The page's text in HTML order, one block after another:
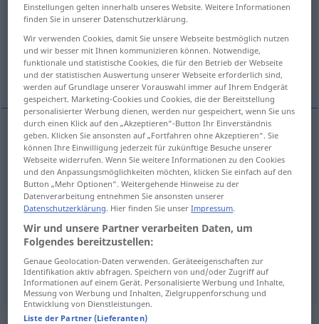
Übersicht aller Übersetzungen
(Für mehr Details die Übersetzung anklicken/antippen)
blutsverwandt eng verwandt, ähnlich
(bluts)verwandt (tomit) akin
(eng)verwandt(to DAT odmit) akin FIG
ähnlich(to DAT) akin FIG
akinsyn vgl.→ siehe „similar“
Einstellungen gelten innerhalb unseres Website. Weitere Informationen
finden Sie in unserer Datenschutzerklärung.
Wir verwenden Cookies, damit Sie unsere Webseite bestmöglich nutzen
und wir besser mit Ihnen kommunizieren können. Notwendige,
funktionale und statistische Cookies, die für den Betrieb der Webseite
und der statistischen Auswertung unserer Webseite erforderlich sind,
werden auf Grundlage unserer Vorauswahl immer auf Ihrem Endgerät
gespeichert. Marketing-Cookies und Cookies, die der Bereitstellung
personalisierter Werbung dienen, werden nur gespeichert, wenn Sie uns
durch einen Klick auf den „Akzeptieren“-Button Ihr Einverständnis
geben. Klicken Sie ansonsten auf „Fortfahren ohne Akzeptieren“. Sie
können Ihre Einwilligung jederzeit für zukünftige Besuche unserer
Webseite widerrufen. Wenn Sie weitere Informationen zu den Cookies
und den Anpassungsmöglichkeiten möchten, klicken Sie einfach auf den
Button „Mehr Optionen“. Weitergehende Hinweise zu der
Datenverarbeitung entnehmen Sie ansonsten unserer
Datenschutzerklärung. Hier finden Sie unserImpressum.
Wir und unsere Partner verarbeiten Daten, um
Folgendes bereitzustellen:
Genaue Geolocation-Daten verwenden. Geräteeigenschaften zur
Identifikation aktiv abfragen. Speichern von und/oder Zugriff auf
Informationen auf einem Gerät. Personalisierte Werbung und Inhalte,
Messung von Werbung und Inhalten, Zielgruppenforschung und
Entwicklung von Dienstleistungen.
Liste der Partner (Lieferanten)